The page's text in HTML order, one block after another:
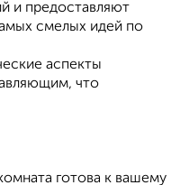
и предоставляют
смелых идей по
аспекты
что
готова к вашему